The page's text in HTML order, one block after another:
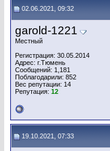
02.06.2021, 09:32
garold-1221
Местный
Регистрация: 30.05.2014
Адрес: г.Тюмень
Сообщений: 1,181
Поблагодарили: 852
Вес репутации: 14
Репутация: 12
19.10.2021, 07:33